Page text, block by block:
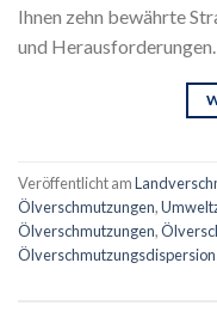
Ihnen zehn bewährte
und
Veröffentlicht am
Ölverschmutzungen,
Ölverschmutzungen,